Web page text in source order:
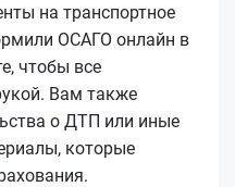
на транспортное
ОСАГО онлайн в
чтобы все
Вам также
о ДТП или иные
которые